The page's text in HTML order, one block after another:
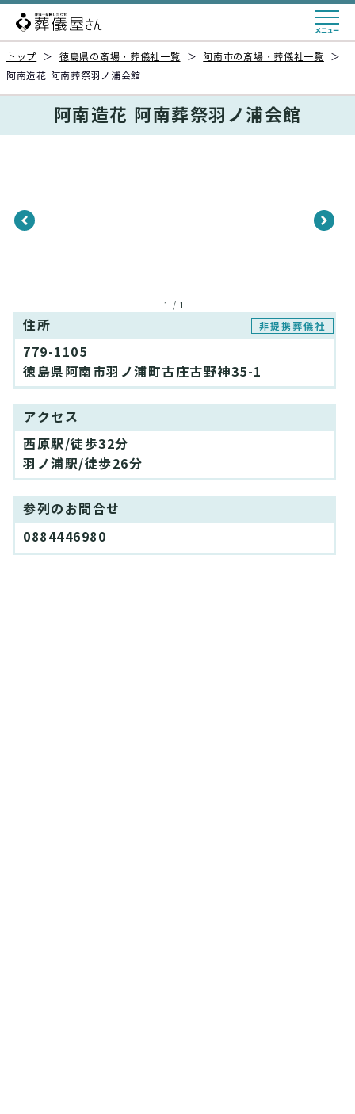
トップ ＞ 徳島県の斎場・葬儀社一覧 ＞ 阿南市の斎場・葬儀社一覧
＞
阿南造花 阿南葬祭羽ノ浦会館
阿南造花 阿南葬祭羽ノ浦会館
1 / 1
住所 非提携葬儀社
779-1105
徳島県阿南市羽ノ浦町古庄古野神35-1
アクセス
西原駅/徒歩32分
羽ノ浦駅/徒歩26分
参列のお問合せ
0884446980